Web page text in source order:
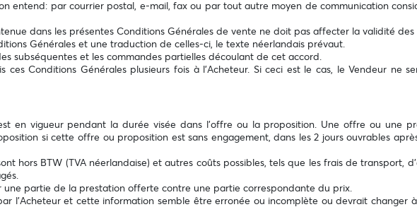
entend: par courrier postal, e-mail, fax ou par tout autre moyen de communication
dans les présentes Conditions Générales de vente ne doit pas affecter la validité des
Générales et une traduction de celles-ci, le texte néerlandais prévaut.
subséquentes et les commandes partielles découlant de cet accord.
Conditions Générales plusieurs fois à l’Acheteur. Si ceci est le cas, le Vendeur ne
en vigueur pendant la durée visée dans l'offre ou la proposition. Une offre ou une
si cette offre ou proposition est sans engagement, dans les 2 jours ouvrables
hors BTW (TVA néerlandaise) et autres coûts possibles, tels que les frais de transport,
partie de la prestation offerte contre une partie correspondante du prix.
l’Acheteur et cette information semble être erronée ou incomplète ou devrait changer